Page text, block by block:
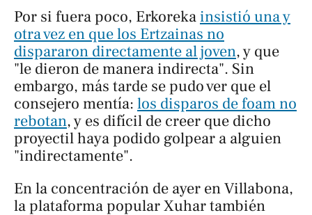
Por si fuera poco, Erkorekainsistió una y
otra vez en que los Ertzainas no
dispararon directamente al joven, y que
"le dieron de manera indirecta". Sin
embargo, más tarde se pudo ver que el
consejero mentía: los disparos de foam no
rebotan, y es difícil de creer que dicho
proyectil haya podido golpear a alguien
"indirectamente".
En la concentración de ayer en Villabona,
la plataforma popular Xuhar también